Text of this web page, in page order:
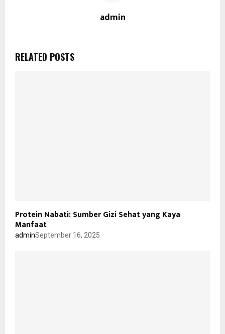
admin
RELATED POSTS
Protein Nabati: Sumber Gizi Sehat yang Kaya
Manfaat
adminSeptember 16, 2025